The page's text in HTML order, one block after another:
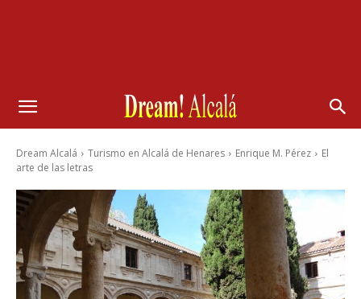
Dream Alcalá Turismo en Alcalá de Henares Enrique M. Pérez
El
arte de las letras